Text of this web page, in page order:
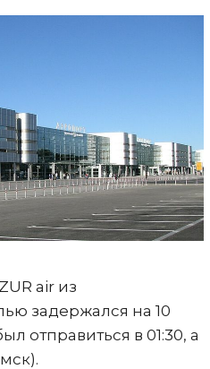
air из
задержался на 10
отправиться в 01:30, а